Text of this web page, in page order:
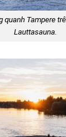
quanh Tampere
Lauttasauna.